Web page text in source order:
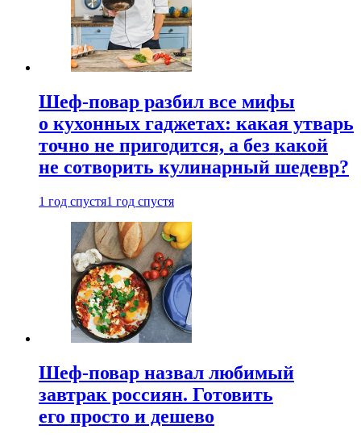
Шеф-повар разбил все мифы
о кухонных гаджетах: какая утварь
точно не пригодится, а без какой
не сотворить кулинарный шедевр?
1 год спустя1 год спустя
Шеф-повар назвал любимый
завтрак россиян. Готовить
его просто и дешево